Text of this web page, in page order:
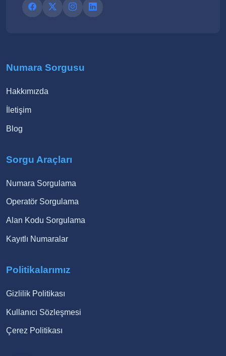
Numara Sorgusu
Hakkımızda
İletişim
Blog
Sorgu Araçları
Numara Sorgulama
Operatör Sorgulama
Alan Kodu Sorgulama
Kayıtlı Numaralar
Politikalarımız
Gizlilik Politikası
Kullanıcı Sözleşmesi
Çerez Politikası